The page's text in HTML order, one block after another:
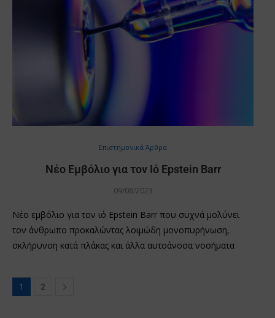
Επιστημονικά Άρθρα
Νέο Εμβόλιο για τον Ιό Epstein Barr
09/08/2023
Νέο εμβόλιο για τον ιό Epstein Barr που συχνά μολύνει
τον άνθρωπο προκαλώντας λοιμώδη μονοπυρήνωση,
σκλήρυνση κατά πλάκας και άλλα αυτοάνοσα νοσήματα
1 2